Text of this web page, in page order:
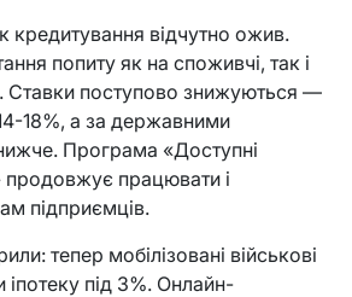
кредитування відчутно ожив.
попиту як на споживчі, так і
Ставки поступово знижуються —
18%, а за державними
Програма «Доступні
працювати і
підприємців.
тепер мобілізовані військові
під 3%. Онлайн-